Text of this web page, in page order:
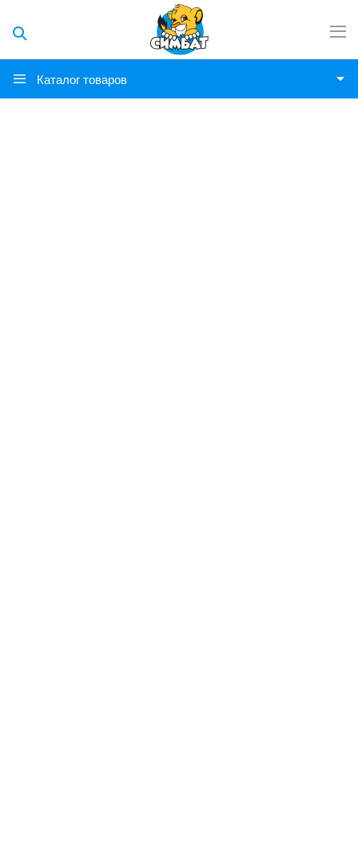
Каталог товаров